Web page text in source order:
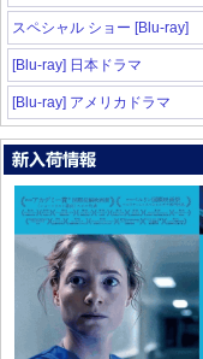
スペシャル ショー [Blu-ray]
[Blu-ray] 日本ドラマ
[Blu-ray] アメリカドラマ